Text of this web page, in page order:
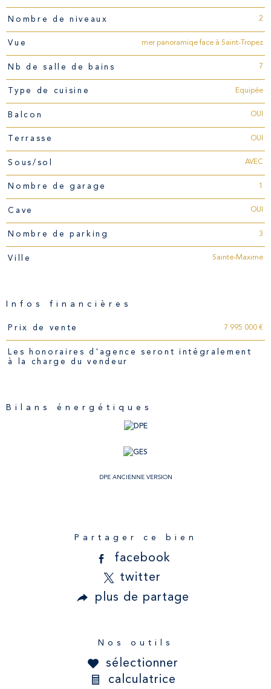
Nombre de niveaux 2
Vue mer panoramiqe face à Saint-Tropez
Nb de salle de bains 7
Type de cuisine Equipée
Balcon OUI
Terrasse OUI
Sous/sol AVEC
Nombre de garage 1
Cave OUI
Nombre de parking 3
Ville Sainte-Maxime
Infos financières
Caractéristiques Valeurs
Prix de vente 7 995 000 €
Les honoraires d'agence seront intégralement
à la charge du vendeur
Bilans énergétiques
DPE ANCIENNE VERSION
Partager ce bien
facebook
twitter
plus de partage
Nos outils
sélectionner
calculatrice